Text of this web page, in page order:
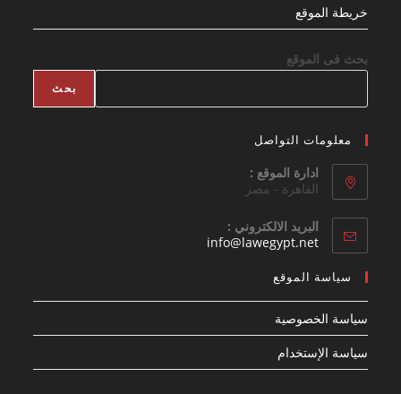
خريطة الموقع
بحث فى الموقع
بحث
معلومات التواصل
ادارة الموقع :
القاهرة - مصر
البريد الالكتروني :
info@lawegypt.net
سياسة الموقع
سياسة الخصوصية
سياسة الإستخدام